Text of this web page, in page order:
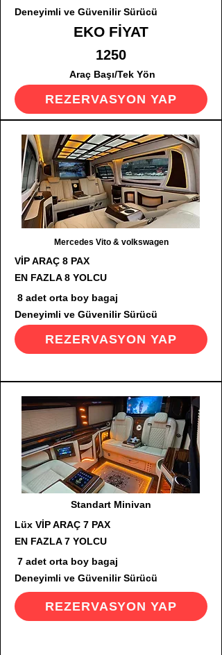
Deneyimli ve Güvenilir Sürücü
EKO FİYAT
1250
Araç Başı/Tek Yön
REZERVASYON YAP
Mercedes Vito & volkswagen
VİP ARAÇ 8 PAX
EN FAZLA 8 YOLCU
8 adet orta boy bagaj
Deneyimli ve Güvenilir Sürücü
REZERVASYON YAP
Standart Minivan
Lüx VİP ARAÇ 7 PAX
EN FAZLA 7 YOLCU
7 adet orta boy bagaj
Deneyimli ve Güvenilir Sürücü
REZERVASYON YAP